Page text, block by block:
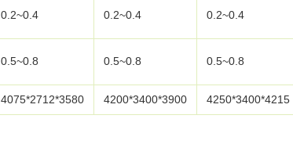
0.2~0.4 0.2~0.4 0.2~0.4
0.5~0.8 0.5~0.8 0.5~0.8
4075*2712*3580 4200*3400*3900 4250*3400*4215